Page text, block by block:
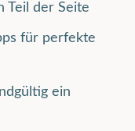
Teil der Seite
für perfekte
ein